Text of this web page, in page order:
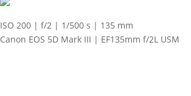
ISO 200 | f/2 | 1/500 s | 135 mm
Canon EOS 5D Mark III | EF135mm f/2L USM